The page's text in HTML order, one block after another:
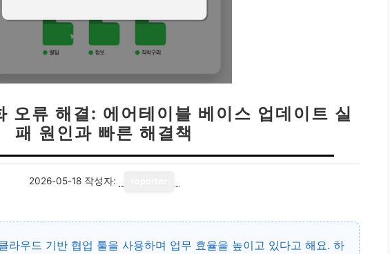
오류 해결: 에어테이블 베이스 업데이트 실
패 원인과 빠른 해결책
2026-05-18 작성자:
라우드 기반 협업 툴을 사용하며 업무 효율을 높이고 있다고 해요. 하